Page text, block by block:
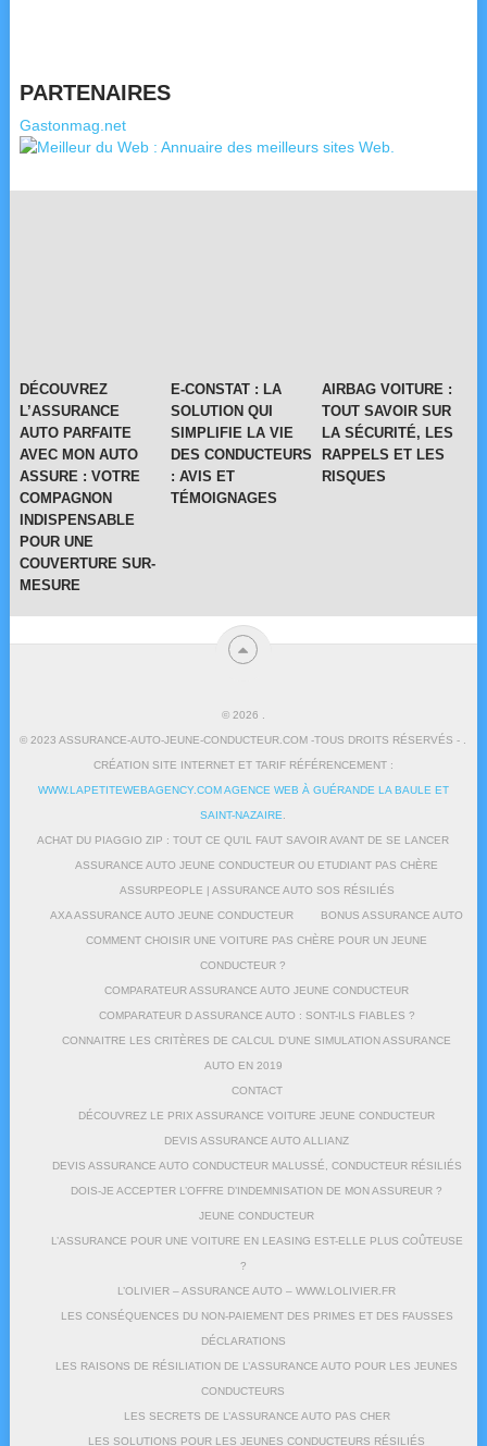
PARTENAIRES
Gastonmag.net
DÉCOUVREZ
L’ASSURANCE
AUTO PARFAITE
AVEC MON AUTO
ASSURE : VOTRE
COMPAGNON
INDISPENSABLE
POUR UNE
COUVERTURE SUR-
MESURE
E-CONSTAT : LA
SOLUTION QUI
SIMPLIFIE LA VIE
DES CONDUCTEURS
: AVIS ET
TÉMOIGNAGES
AIRBAG VOITURE :
TOUT SAVOIR SUR
LA SÉCURITÉ, LES
RAPPELS ET LES
RISQUES
© 2026
© 2023 ASSURANCE-AUTO-JEUNE-CONDUCTEUR.COM -TOUS DROITS RÉSERVÉS - .
CRÉATION SITE INTERNET ET TARIF RÉFÉRENCEMENT :
WWW.LAPETITEWEBAGENCY.COM AGENCE WEB À GUÉRANDE LA BAULE ET
SAINT-NAZAIRE
ACHAT DU PIAGGIO ZIP : TOUT CE QU’IL FAUT SAVOIR AVANT DE SE LANCER
ASSURANCE AUTO JEUNE CONDUCTEUR OU ETUDIANT PAS CHÈRE
ASSURPEOPLE | ASSURANCE AUTO SOS RÉSILIÉS
AXA ASSURANCE AUTO JEUNE CONDUCTEUR BONUS ASSURANCE AUTO
COMMENT CHOISIR UNE VOITURE PAS CHÈRE POUR UN JEUNE
CONDUCTEUR ?
COMPARATEUR ASSURANCE AUTO JEUNE CONDUCTEUR
COMPARATEUR D ASSURANCE AUTO : SONT-ILS FIABLES ?
CONNAITRE LES CRITÈRES DE CALCUL D’UNE SIMULATION ASSURANCE
AUTO EN 2019
CONTACT
DÉCOUVREZ LE PRIX ASSURANCE VOITURE JEUNE CONDUCTEUR
DEVIS ASSURANCE AUTO ALLIANZ
DEVIS ASSURANCE AUTO CONDUCTEUR MALUSSÉ, CONDUCTEUR RÉSILIÉS
DOIS-JE ACCEPTER L’OFFRE D’INDEMNISATION DE MON ASSUREUR ?
JEUNE CONDUCTEUR
L’ASSURANCE POUR UNE VOITURE EN LEASING EST-ELLE PLUS COÛTEUSE
?
L’OLIVIER – ASSURANCE AUTO – WWW.LOLIVIER.FR
LES CONSÉQUENCES DU NON-PAIEMENT DES PRIMES ET DES FAUSSES
DÉCLARATIONS
LES RAISONS DE RÉSILIATION DE L’ASSURANCE AUTO POUR LES JEUNES
CONDUCTEURS
LES SECRETS DE L’ASSURANCE AUTO PAS CHER
LES SOLUTIONS POUR LES JEUNES CONDUCTEURS RÉSILIÉS